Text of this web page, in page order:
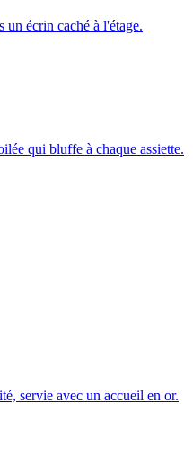
un écrin caché à l'étage.
qui bluffe à chaque assiette.
servie avec un accueil en or.